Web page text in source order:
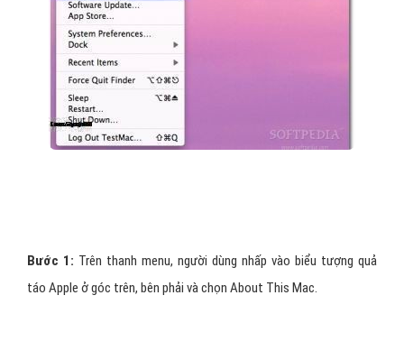
Bước 1: Trên thanh menu, người dùng nhấp vào biểu tượng quả
táo Apple ở góc trên, bên phải và chọn About This Mac.